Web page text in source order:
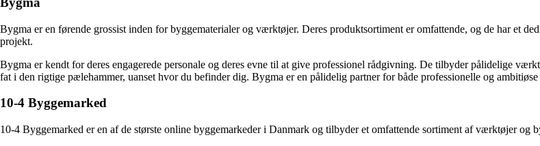
Bygma er en førende grossist inden for byggematerialer og værktøjer. Deres produktsortiment er omfattende, og de har et
projekt.
Bygma er kendt for deres engagerede personale og deres evne til at give professionel rådgivning. De tilbyder pålidelige
fat i den rigtige pælehammer, uanset hvor du befinder dig. Bygma er en pålidelig partner for både professionelle og ambitiøse
10-4 Byggemarked
10-4 Byggemarked er en af de største online byggemarkeder i Danmark og tilbyder et omfattende sortiment af værktøjer og